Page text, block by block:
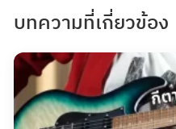
บทความที่เกี่ยวข้อง